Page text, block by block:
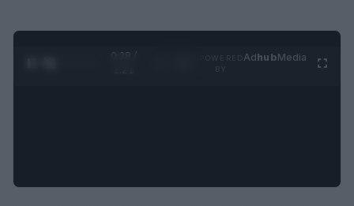
0:29 /
AdhubMedia